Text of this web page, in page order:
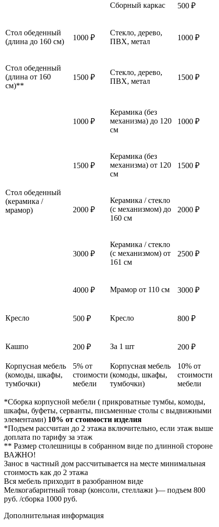
Сборный каркас 500 ₽
Стол обеденный
(длина до 160 см)
1000 ₽
Стекло, дерево,
ПВХ, метал
1000 ₽
Стол обеденный
(длина от 160
см)**
1500 ₽
Стекло, дерево,
ПВХ, метал
1500 ₽
Стол обеденный
(керамика /
мрамор)
1000 ₽
Керамика (без
механизма) до 120
см
1000 ₽
1500 ₽
Керамика (без
механизма) от 120
см
1500 ₽
2000 ₽
Керамика / стекло
(с механизмом) до
160 см
2000 ₽
3000 ₽
Керамика / стекло
(с механизмом) от
161 см
2500 ₽
4000 ₽ Мрамор от 110 см 3000 ₽
Кресло 500 ₽ Кресло 800 ₽
Кашпо 200 ₽ За 1 шт 200 ₽
Корпусная мебель
(комоды, шкафы,
тумбочки)
5% от
стоимости
мебели
Корпусная мебель
(комоды, шкафы,
тумбочки)
10% от
стоимости
мебели
*Сборка корпусной мебели ( прикроватные тумбы, комоды,
шкафы, буфеты, серванты, письменные столы с выдвижными
элементами) 10% от стоимости изделия
*Подъем рассчитан до 2 этажа включительно, если этаж выше
доплата по тарифу за этаж
** Размер столешницы в собранном виде по длинной стороне
ВАЖНО!
Занос в частный дом рассчитывается на месте минимальная
стоимость как до 2 этажа
Вся мебель приходит в разобранном виде
Мелкогабаритный товар (консоли, стеллажи )— подъем 800
руб. /сборка 1000 руб.
Дополнительная информация